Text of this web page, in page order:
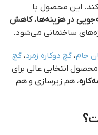
کند. این محصول با
در هزینه‌ها، کاهش
ساختمانی می‌شود.
جام،گچ دوکاره زمرد،گچ
انتخابی عالی برای
، هم زیرسازی و هم